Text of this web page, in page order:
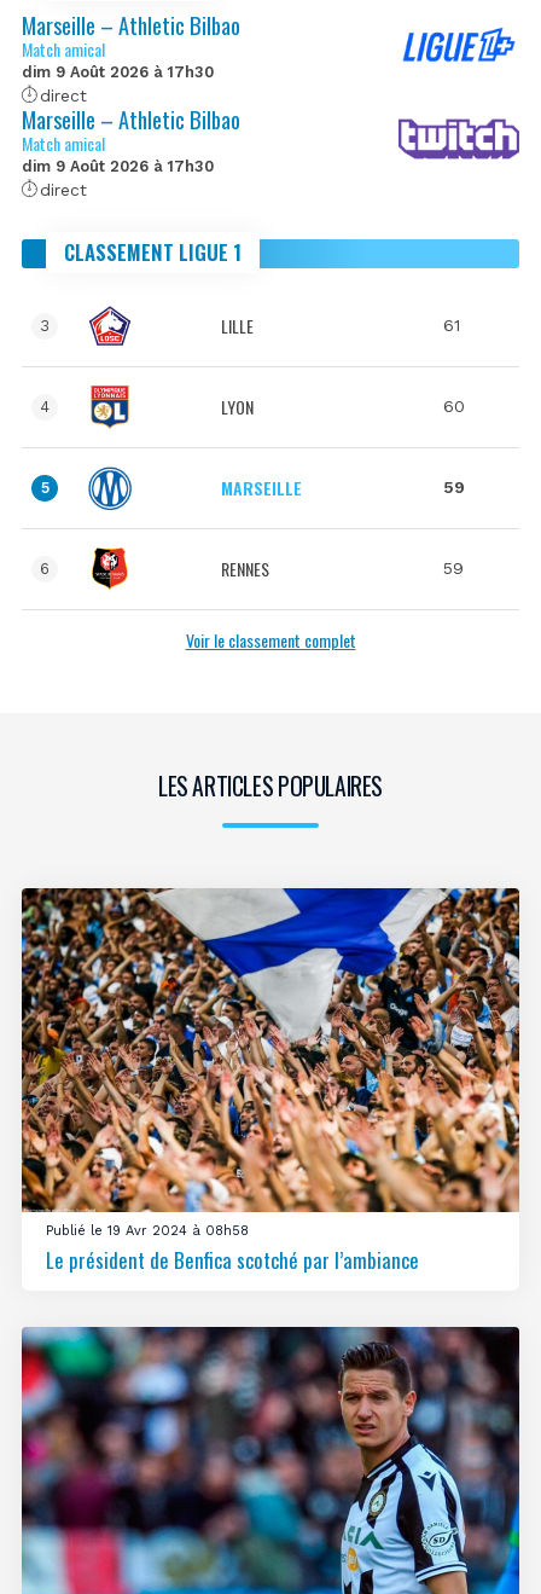
Marseille – Athletic Bilbao
Match amical
dim 9 Août 2026 à 17h30
direct
Marseille – Athletic Bilbao
Match amical
dim 9 Août 2026 à 17h30
direct
CLASSEMENT LIGUE 1
3 LILLE 61
4 LYON 60
5 MARSEILLE 59
6 RENNES 59
Voir le classement complet
LES ARTICLES POPULAIRES
Publié le 19 Avr 2024 à 08h58
Le président de Benfica scotché par l’ambiance